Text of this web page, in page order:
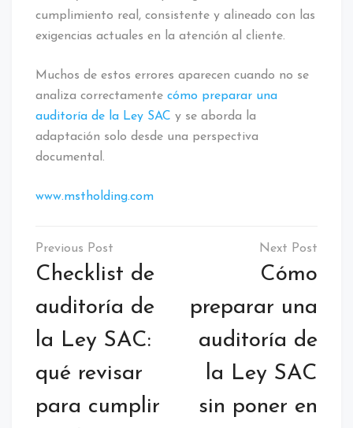
cumplimiento real, consistente y alineado con las
exigencias actuales en la atención al cliente.
Muchos de estos errores aparecen cuando no se
analiza correctamente cómo preparar una
auditoría de la Ley SAC y se aborda la
adaptación solo desde una perspectiva
documental.
www.mstholding.com
Checklist de
auditoría de
la Ley SAC:
qué revisar
para cumplir
Cómo
preparar una
auditoría de
la Ley SAC
sin poner en